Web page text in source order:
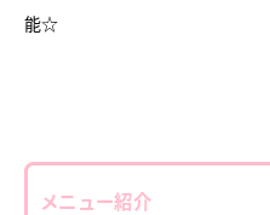
能☆
メニュー紹介